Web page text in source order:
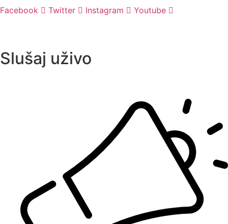
Facebook Twitter Instagram Youtube
Slušaj uživo